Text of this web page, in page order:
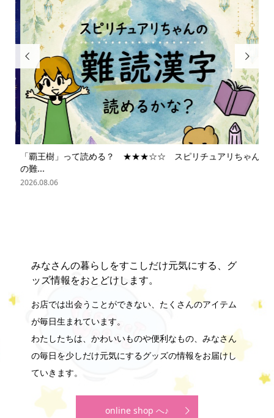

「覇王樹」って読める？ ★★★☆☆ スピリチュアリちゃん
の難...
2026.08.06

みなさんの暮らしをすこしだけ元気にする、グ
ッズ情報をおとどけします。
お店では出会うことができない、たくさんのアイテム
が毎日生まれています。
わたしたちは、かわいいものや便利なもの、みなさん
の毎日を少しだけ元気にするグッズの情報をお届けし
ていきます。
online shop へ♪